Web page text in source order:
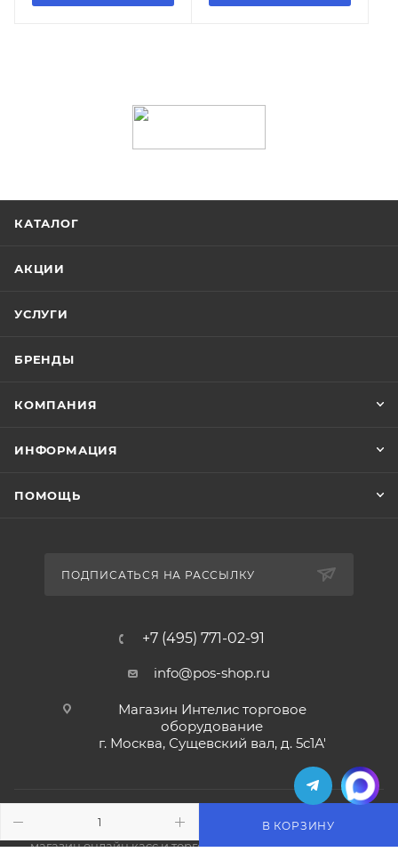
В КОРЗИНУ
КАТАЛОГ
АКЦИИ
УСЛУГИ
БРЕНДЫ
КОМПАНИЯ
ИНФОРМАЦИЯ
ПОМОЩЬ
ПОДПИСАТЬСЯ НА РАССЫЛКУ
+7 (495) 771-02-91
info@pos-shop.ru
Магазин Интелис торговое
оборудование
г. Москва, Сущевский вал, д. 5с1А'
2004 - 2026 © Интелис - Торговое Оборудование
магазин онлайн касс и торгового оборудования.